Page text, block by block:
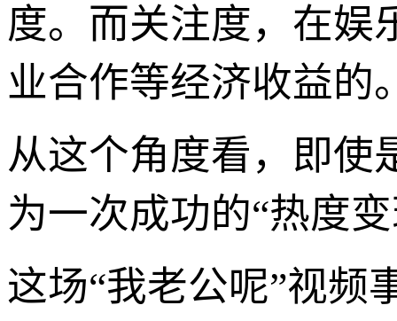
度。而关注度，在娱
业合作等经济收益的
从这个角度看，即使
为一次成功的“热度
这场“我老公呢”视频